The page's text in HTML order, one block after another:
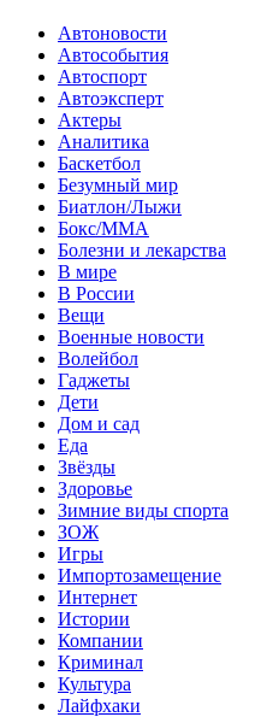
Автоновости
Автособытия
Автоспорт
Автоэксперт
Актеры
Аналитика
Баскетбол
Безумный мир
Биатлон/Лыжи
Бокс/MMA
Болезни и лекарства
В мире
В России
Вещи
Военные новости
Волейбол
Гаджеты
Дети
Дом и сад
Еда
Звёзды
Здоровье
Зимние виды спорта
ЗОЖ
Игры
Импортозамещение
Интернет
Истории
Компании
Криминал
Культура
Лайфхаки